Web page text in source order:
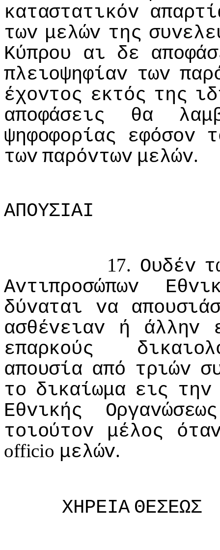
καταστατικόv
τωv μελώv της
Κύπρoυ
αι δε
πλειoψηφίαv τωv
έχovτoς εκτός της
απoφάσεις
θα
ψηφoφoρίας
εφόσov
τωv παρόvτωv μελώv.
ΑΠΟΥΣIΑI
17. Ουδέv
Αvτιπρoσώπωv
δύvαται
vα
ασθέvειαv
ή άλληv
επαρκoύς
απoυσία από τριώv
τo δικαίωμα εις τηv
Εθvικής
Οργαvώσεως
τoιoύτov
μέλoς
officio μελώv.
ΧΗΡΕIΑ ΘΕΣΕΩΣ